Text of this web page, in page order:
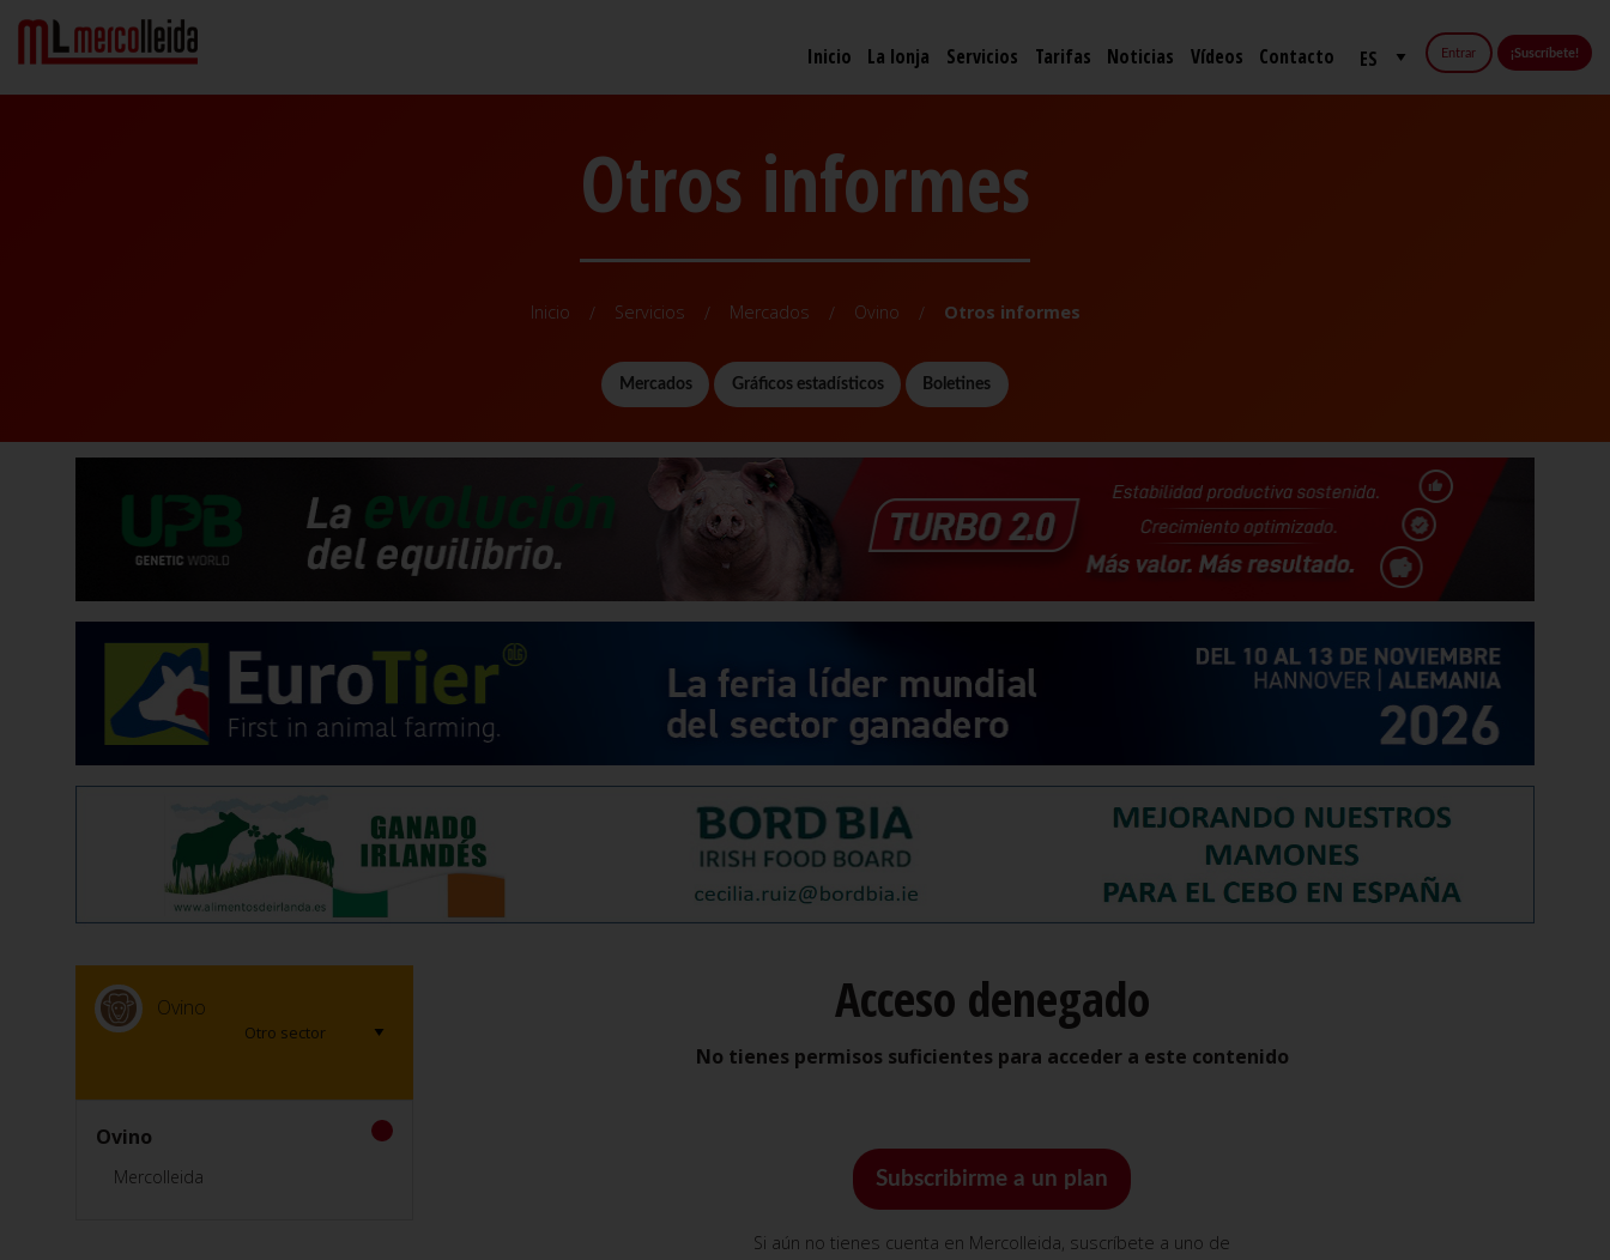
Entrar ¡Suscríbete!
Inicio La lonja Servicios Tarifas Noticias Vídeos Contacto
Otros informes
Inicio Servicios Mercados Ovino Otros informes
Mercados Gráficos estadísticos Boletines
Ovino
Ovino
Mercolleida
Acceso denegado
No tienes permisos suficientes para acceder a este contenido
Subscribirme a un plan
Si aún no tienes cuenta en Mercolleida, suscríbete a uno de